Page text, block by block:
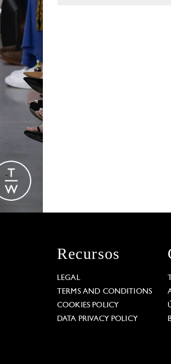
Recursos
LEGAL
TERMS AND CONDITIONS
COOKIES POLICY
DATA PRIVACY POLICY